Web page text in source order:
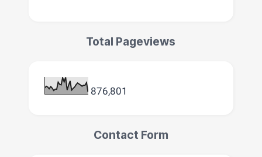
Total Pageviews
876,801
Contact Form